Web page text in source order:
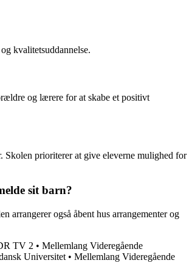
kvalitetsuddannelse.
og lærere for at skabe et positivt
prioriterer at give eleverne mulighed for
sit barn?
arrangerer også åbent hus arrangementer og
TV 2 • Mellemlang Videregående
Universitet • Mellemlang Videregående